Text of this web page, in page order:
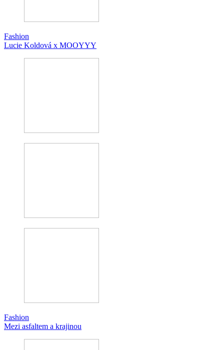
Fashion
Lucie Koldová x MOOYYY
Fashion
Mezi asfaltem a krajinou